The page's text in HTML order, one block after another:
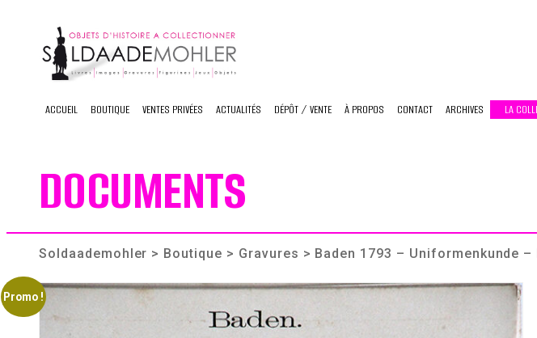
content
ACCUEIL BOUTIQUE VENTES PRIVÉES ACTUALITÉS DÉPÔT / VENTE À PROPOS CONTACT ARCHIVES LA
DOCUMENTS
Soldaademohler > Boutique > Gravures > Baden 1793 – Uniformenkunde
Promo !